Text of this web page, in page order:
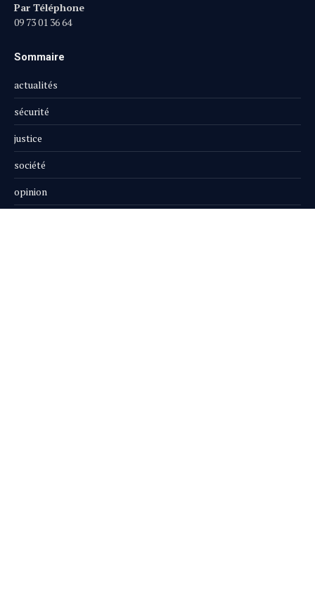
Par Téléphone
09 73 01 36 64
Sommaire
actualités
sécurité
justice
société
opinion